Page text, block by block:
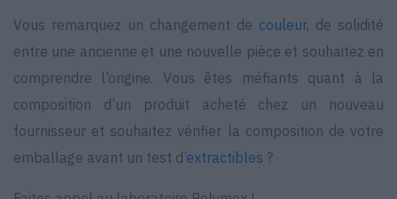
Vous remarquez un changement de couleur, de solidité
entre une ancienne et une nouvelle pièce et souhaitez en
comprendre l’origine. Vous êtes méfiants quant à la
composition d’un produit acheté chez un nouveau
fournisseur et souhaitez vérifier la composition de votre
emballage avant un test d’extractibles ?